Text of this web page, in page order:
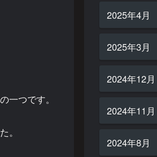
一つです。
。
2025年4月
2025年3月
2024年12月
2024年11月
2024年8月